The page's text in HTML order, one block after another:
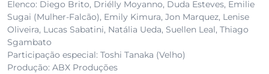
Elenco: Diego Brito, Driélly Moyanno, Duda Esteves, Emilie
Sugai (Mulher-Falcão), Emily Kimura, Jon Marquez, Lenise
Oliveira, Lucas Sabatini, Natália Ueda, Suellen Leal, Thiago
Sgambato
Participação especial: Toshi Tanaka (Velho)
Produção: ABX Produções